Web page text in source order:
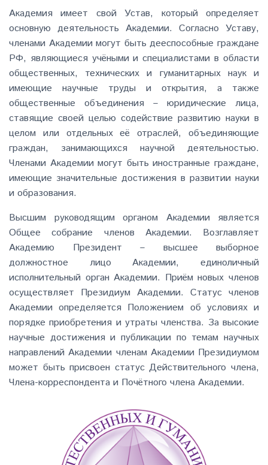
Академия имеет свой Устав, который определяет
основную деятельность Академии. Согласно Уставу,
членами Академии могут быть дееспособные граждане
РФ, являющиеся учёными и специалистами в области
общественных, технических и гуманитарных наук и
имеющие научные труды и открытия, а также
общественные объединения – юридические лица,
ставящие своей целью содействие развитию науки в
целом или отдельных её отраслей, объединяющие
граждан, занимающихся научной деятельностью.
Членами Академии могут быть иностранные граждане,
имеющие значительные достижения в развитии науки
и образования.
Высшим руководящим органом Академии является
Общее собрание членов Академии. Возглавляет
Академию Президент – высшее выборное
должностное лицо Академии, единоличный
исполнительный орган Академии. Приём новых членов
осуществляет Президиум Академии. Статус членов
Академии определяется Положением об условиях и
порядке приобретения и утраты членства. За высокие
научные достижения и публикации по темам научных
направлений Академии членам Академии Президиумом
может быть присвоен статус Действительного члена,
Члена-корреспондента и Почётного члена Академии.